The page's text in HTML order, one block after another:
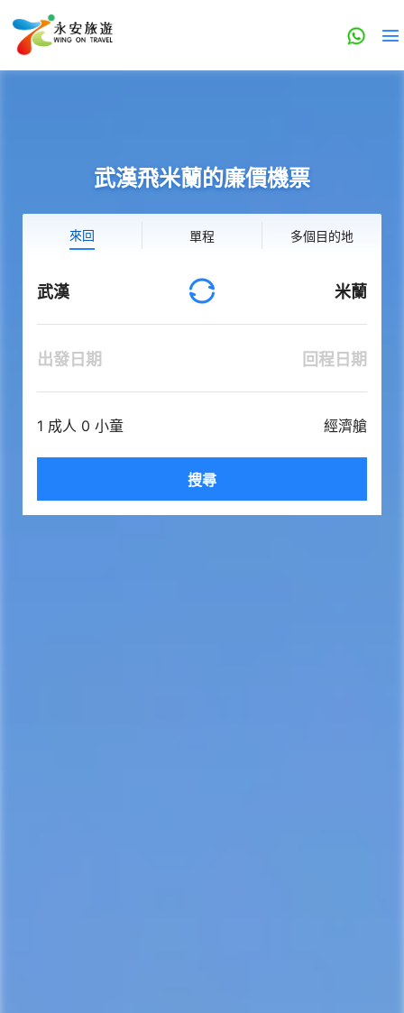
武漢飛米蘭的廉價機票
來回 單程 多個目的地
武漢 米蘭
出發日期 回程日期
1 成人 0 小童 經濟艙
搜尋